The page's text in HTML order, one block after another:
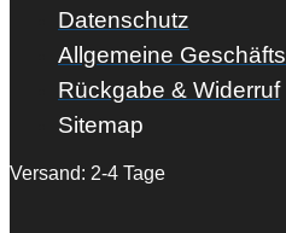
Datenschutz
Allgemeine
Rückgabe & Widerruf
Sitemap
Versand: 2-4 Tage